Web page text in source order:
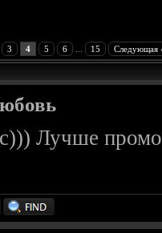
3 4 5 6 15 Следующая
Лучше